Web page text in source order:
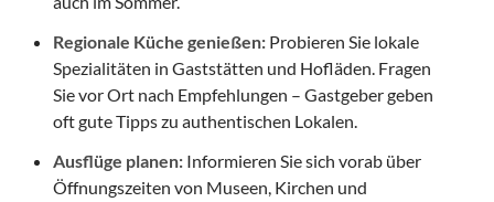
Regionale Küche genießen: Probieren Sie lokale
Spezialitäten in Gaststätten und Hofläden. Fragen
Sie vor Ort nach Empfehlungen – Gastgeber geben
oft gute Tipps zu authentischen Lokalen.
Ausflüge planen: Informieren Sie sich vorab über
Öffnungszeiten von Museen, Kirchen und